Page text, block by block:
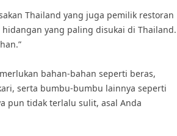
Thailand yang juga pemilik restoran
yang paling disukai di Thailand.
bahan-bahan seperti beras,
serta bumbu-bumbu lainnya seperti
pun tidak terlalu sulit, asal Anda